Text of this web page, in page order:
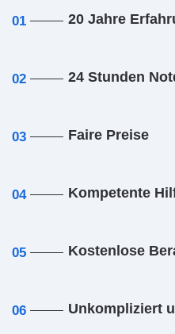
01 20 Jahre
02 24 Stunden
03 Faire Preise
04 Kompetente
05 Kostenlose
06 Unkompliziert